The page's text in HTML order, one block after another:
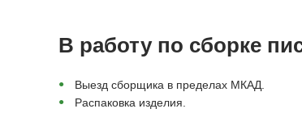
В работу по сборке
Выезд сборщика в пределах МКАД.
Распаковка изделия.